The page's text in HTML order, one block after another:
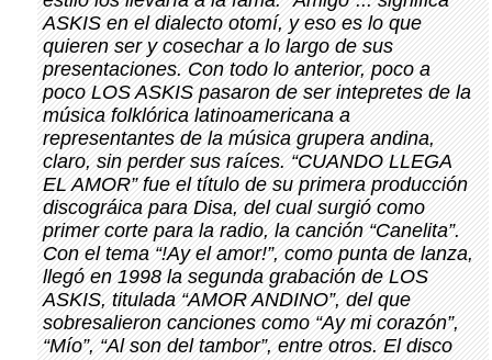
ASKIS en el dialecto otomí, y eso es lo que
quieren ser y cosechar a lo largo de sus
presentaciones. Con todo lo anterior, poco a
poco LOS ASKIS pasaron de ser intepretes de la
música folklórica latinoamericana a
representantes de la música grupera andina,
claro, sin perder sus raíces. “CUANDO LLEGA
EL AMOR” fue el título de su primera producción
discográica para Disa, del cual surgió como
primer corte para la radio, la canción “Canelita”.
Con el tema “!Ay el amor!”, como punta de lanza,
llegó en 1998 la segunda grabación de LOS
ASKIS, titulada “AMOR ANDINO”, del que
sobresalieron canciones como “Ay mi corazón”,
“Mío”, “Al son del tambor”, entre otros. El disco